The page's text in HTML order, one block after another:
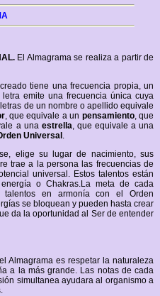
El Almagrama se realiza a partir de
tiene una frecuencia propia, un
emite una frecuencia única cuya
de un nombre o apellido equivale
, que equivale a un pensamiento, que
a una estrella, que equivale a una
Universal .
elige su lugar de nacimiento, sus
trae a la persona las frecuencias de
universal. Estos talentos están
o Chakras.La meta de cada
talentos en armonía con el Orden
se bloquean y pueden hasta crear
da la oportunidad al Ser de entender
Almagrama es respetar la naturaleza
a la más grande. Las notas de cada
simultanea ayudara al organismo a